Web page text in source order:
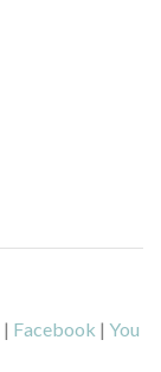
| Facebook | You